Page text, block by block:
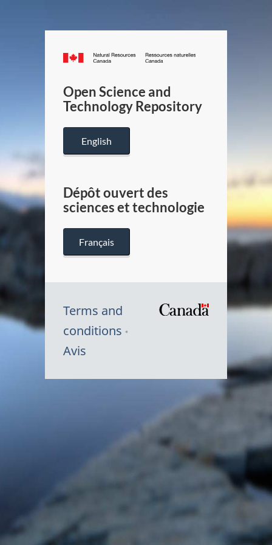
Canada.ca
/
Canada
Open Science and
Technology Repository
English
Dépôt ouvert des
sciences et technologie
Français
Terms and
conditions
Avis
du